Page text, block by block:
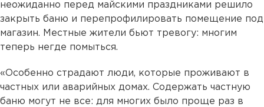
неожиданно перед майскими праздниками решило
закрыть баню и перепрофилировать помещение под
магазин. Местные жители бьют тревогу: многим
теперь негде помыться.
«Особенно страдают люди, которые проживают в
частных или аварийных домах. Содержать частную
баню могут не все: для многих было проще раз в